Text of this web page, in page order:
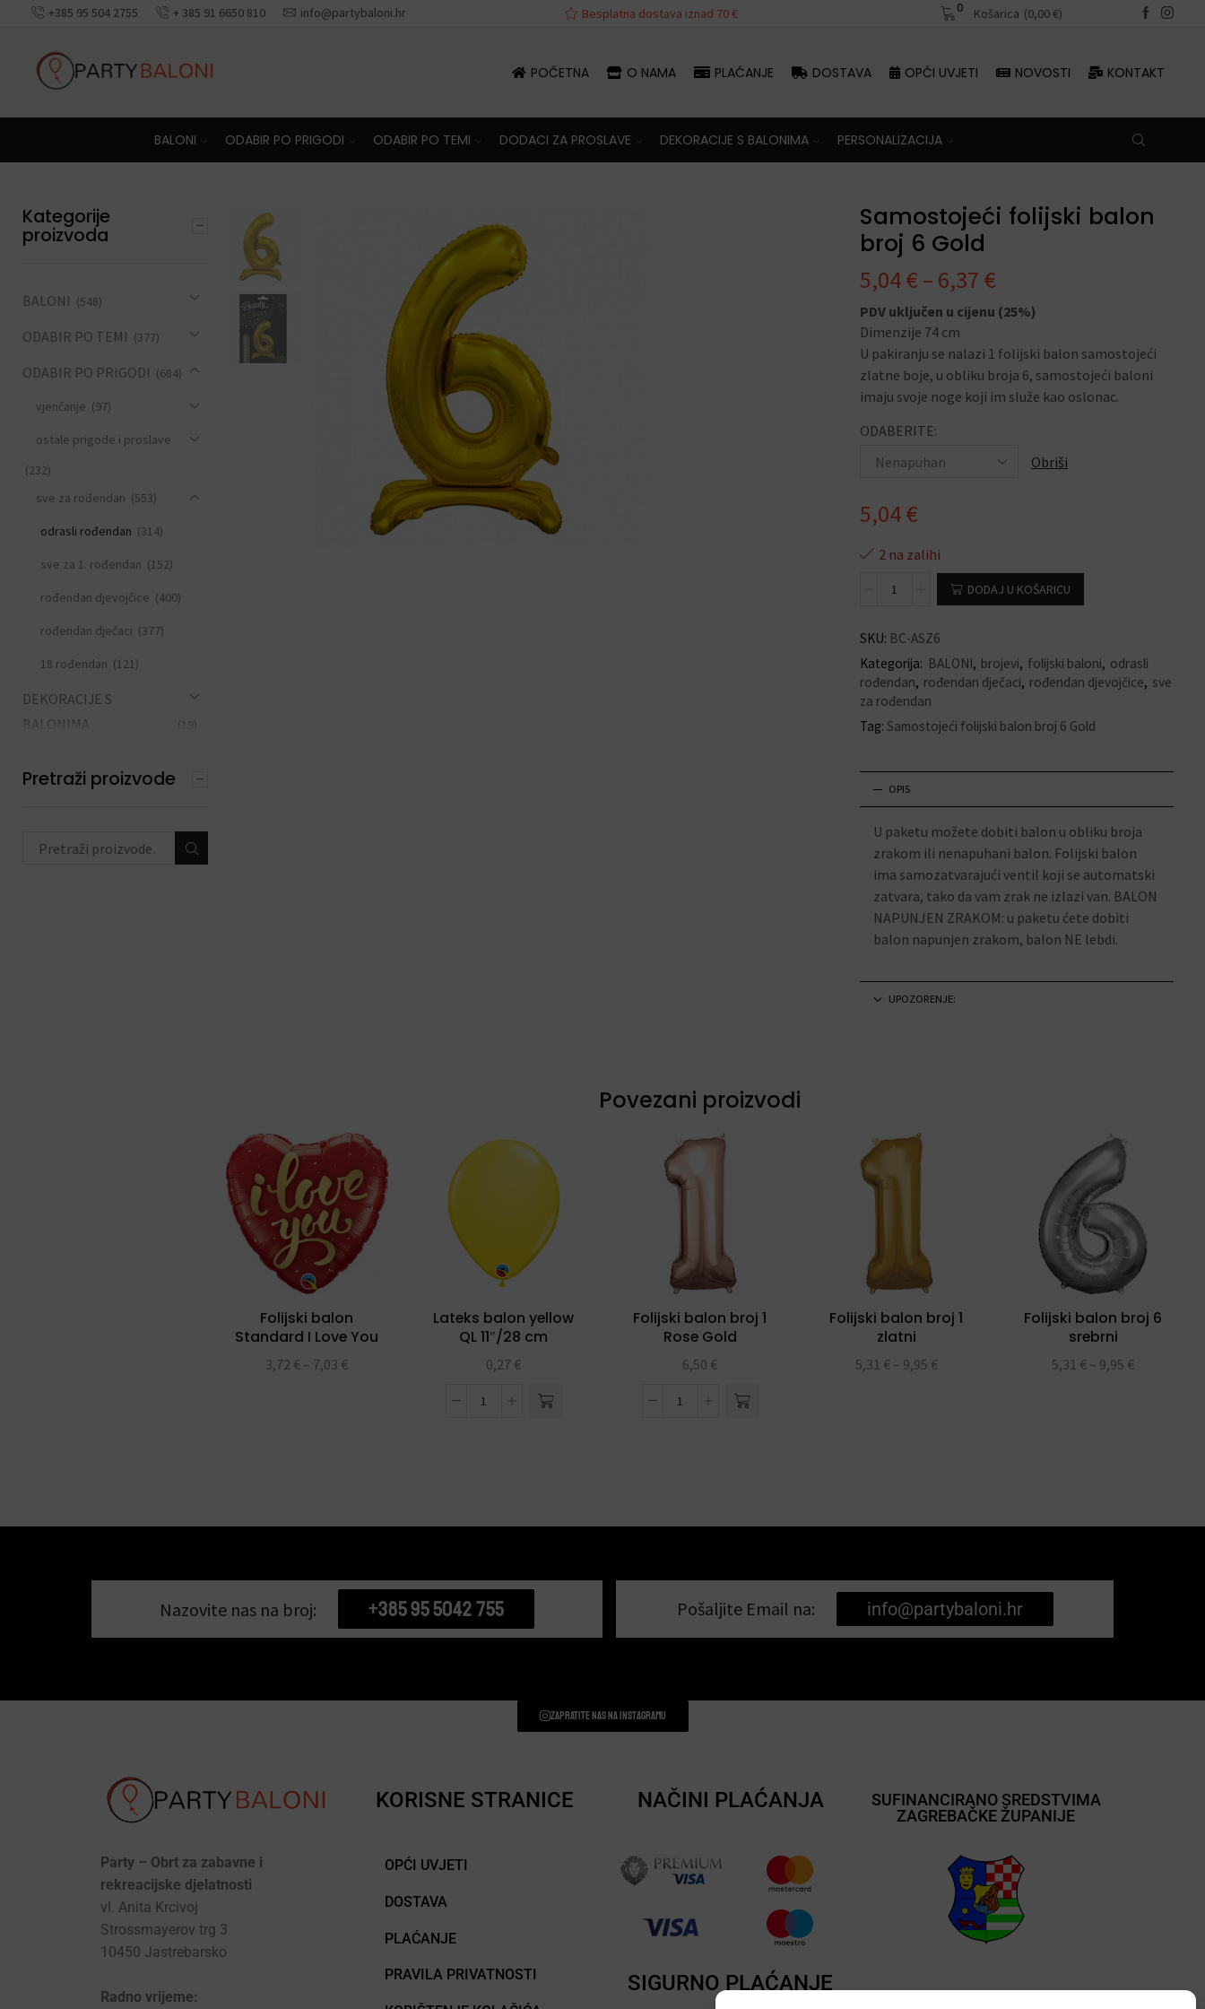
+385 95 504 2755 + 385 91 6650 810 info@partybaloni.hr Besplatna dostava iznad 70 € Besplatna dostava iznad 70 € Besplatna
0 Košarica (0,00€)
POČETNA O NAMA PLAĆANJE DOSTAVA OPĆI UVJETI NOVOSTI KONTAKT
BALONI ODABIR PO PRIGODI ODABIR PO TEMI DODACI ZA PROSLAVE DEKORACIJE S BALONIMA PERSONALIZACIJA
Samostojeći folijski balon
broj 6 Gold
5,04€– 6,37 €
PDV uključen u cijenu (25%)
Dimenzije 74 cm
U pakiranju se nalazi 1 folijski balon samostojeći
zlatne boje, u obliku broja 6, samostojeći baloni
imaju svoje noge koji im služe kao oslonac.
ODABERITE:
Obriši
5,04€
2 na zalihi
DODAJ U KOŠARICU
SKU: BC-ASZ6
Kategorija: BALONI, brojevi, folijski baloni, odrasli
rođendan, rođendan dječaci, rođendan djevojčice, sve
za rođendan
Tag: Samostojeći folijski balon broj 6 Gold
OPIS
U paketu možete dobiti balon u obliku broja
zrakom ili nenapuhani balon. Folijski balon
ima samozatvarajući ventil koji se automatski
zatvara, tako da vam zrak ne izlazi van. BALON
NAPUNJEN ZRAKOM: u paketu ćete dobiti
balon napunjen zrakom, balon NE lebdi.
UPOZORENJE:
Povezani proizvodi
Folijski balon
Standard I Love You
Gold Script folijski
balon 18″
3,72 € – 7,03 €
Lateks balon yellow
QL 11″/28 cm
0,27 €
Folijski balon broj 1
Rose Gold
6,50 €
Folijski balon broj 1
zlatni
5,31 € – 9,95 €
Folijski balon broj 6
srebrni
5,31 € – 9,95 €
Kategorije
proizvoda
BALONI (548)
ODABIR PO TEMI (377)
ODABIR PO PRIGODI (684)
vjenčanje (97)
ostale prigode i proslave
(232)
sve za rođendan (553)
odrasli rođendan (314)
sve za 1. rođendan (152)
rođendan djevojčice (400)
rođendan dječaci (377)
18 rođendan (121)
DEKORACIJE S
BALONIMA
(19)
Pretraži proizvode
Nazovite nas na broj: +385 95 5042 755 Pošaljite Email na: info@partybaloni.hr
Zapratite nas na instagramu
Party – Obrt za zabavne i
rekreacijske djelatnosti
vl. Anita Krcivoj
Strossmayerov trg 3
10450 Jastrebarsko
Radno vrijeme:
KORISNE STRANICE
OPĆI UVJETI
DOSTAVA
PLAĆANJE
PRAVILA PRIVATNOSTI
NAČINI PLAĆANJA
SIGURNO PLAĆANJE
SUFINANCIRANO SREDSTVIMA
ZAGREBAČKE ŽUPANIJE